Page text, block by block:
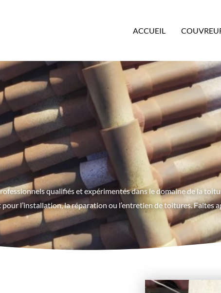
ACCUEIL
qualifiés et expérimentés dans le domaine de la
l’installation, la réparation ou l’entretien de toitures. Faites